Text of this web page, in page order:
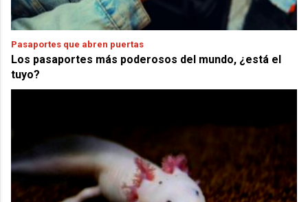
Pasaportes que abren puertas
Los pasaportes más poderosos del mundo, ¿está el
tuyo?